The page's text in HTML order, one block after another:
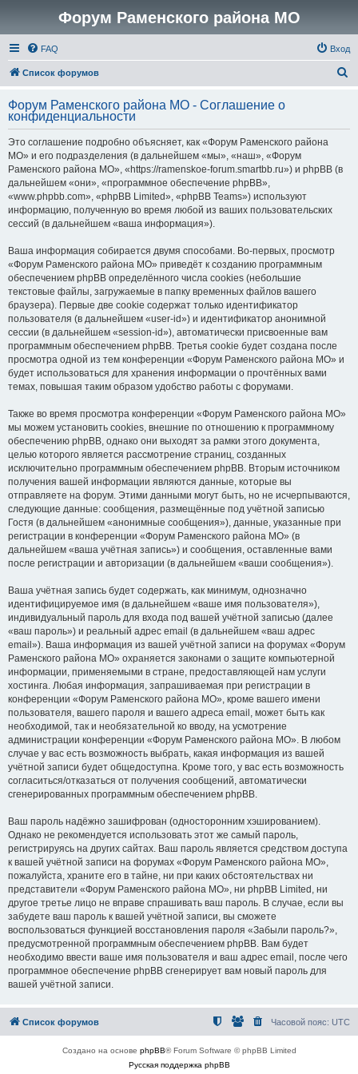
Форум Раменского района МО
FAQ Вход
Список форумов
с
Форум Раменского района МО - Соглашение о
конфиденциальности
Это соглашение подробно объясняет, как «Форум Раменского района
МО» и его подразделения (в дальнейшем «мы», «наш», «Форум
Раменского района МО», «https://ramenskoe-forum.smartbb.ru») и phpBB (в
дальнейшем «они», «программное обеспечение phpBB»,
«www.phpbb.com», «phpBB Limited», «phpBB Teams») используют
информацию, полученную во время любой из ваших пользовательских
сессий (в дальнейшем «ваша информация»).
Ваша информация собирается двумя способами. Во-первых, просмотр
«Форум Раменского района МО» приведёт к созданию программным
обеспечением phpBB определённого числа cookies (небольшие
текстовые файлы, загружаемые в папку временных файлов вашего
браузера). Первые две cookie содержат только идентификатор
пользователя (в дальнейшем «user-id») и идентификатор анонимной
сессии (в дальнейшем «session-id»), автоматически присвоенные вам
программным обеспечением phpBB. Третья cookie будет создана после
просмотра одной из тем конференции «Форум Раменского района МО» и
будет использоваться для хранения информации о прочтённых вами
темах, повышая таким образом удобство работы с форумами.
Также во время просмотра конференции «Форум Раменского района МО»
мы можем установить cookies, внешние по отношению к программному
обеспечению phpBB, однако они выходят за рамки этого документа,
целью которого является рассмотрение страниц, созданных
исключительно программным обеспечением phpBB. Вторым источником
получения вашей информации являются данные, которые вы
отправляете на форум. Этими данными могут быть, но не исчерпываются,
следующие данные: сообщения, размещённые под учётной записью
Гостя (в дальнейшем «анонимные сообщения»), данные, указанные при
регистрации в конференции «Форум Раменского района МО» (в
дальнейшем «ваша учётная запись») и сообщения, оставленные вами
после регистрации и авторизации (в дальнейшем «ваши сообщения»).
Ваша учётная запись будет содержать, как минимум, однозначно
идентифицируемое имя (в дальнейшем «ваше имя пользователя»),
индивидуальный пароль для входа под вашей учётной записью (далее
«ваш пароль») и реальный адрес email (в дальнейшем «ваш адрес
email»). Ваша информация из вашей учётной записи на форумах «Форум
Раменского района МО» охраняется законами о защите компьютерной
информации, применяемыми в стране, предоставляющей нам услуги
хостинга. Любая информация, запрашиваемая при регистрации в
конференции «Форум Раменского района МО», кроме вашего имени
пользователя, вашего пароля и вашего адреса email, может быть как
необходимой, так и необязательной ко вводу, на усмотрение
администрации конференции «Форум Раменского района МО». В любом
случае у вас есть возможность выбрать, какая информация из вашей
учётной записи будет общедоступна. Кроме того, у вас есть возможность
согласиться/отказаться от получения сообщений, автоматически
сгенерированных программным обеспечением phpBB.
Ваш пароль надёжно зашифрован (односторонним хэшированием).
Однако не рекомендуется использовать этот же самый пароль,
регистрируясь на других сайтах. Ваш пароль является средством доступа
к вашей учётной записи на форумах «Форум Раменского района МО»,
пожалуйста, храните его в тайне, ни при каких обстоятельствах ни
представители «Форум Раменского района МО», ни phpBB Limited, ни
другое третье лицо не вправе спрашивать ваш пароль. В случае, если вы
забудете ваш пароль к вашей учётной записи, вы сможете
воспользоваться функцией восстановления пароля «Забыли пароль?»,
предусмотренной программным обеспечением phpBB. Вам будет
необходимо ввести ваше имя пользователя и ваш адрес email, после чего
программное обеспечение phpBB сгенерирует вам новый пароль для
вашей учётной записи.
Список форумов Часовой пояс: UTC
Создано на основе phpBB® Forum Software © phpBB Limited
Русская поддержка phpBB